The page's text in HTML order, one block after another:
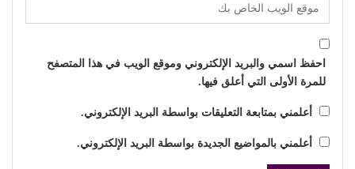
احفظ اسمي والبريد الإلكتروني وموقع الويب في هذا المتصفح
للمرة الأولى التي أعلق فيها.
أعلمني بمتابعة التعليقات بواسطة البريد الإلكتروني.
أعلمني بالمواضيع الجديدة بواسطة البريد الإلكتروني.